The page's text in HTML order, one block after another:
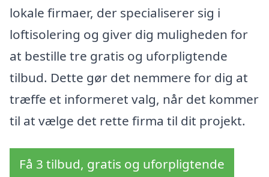
lokale firmaer, der specialiserer sig i
loftisolering og giver dig muligheden for
at bestille tre gratis og uforpligtende
tilbud. Dette gør det nemmere for dig at
træffe et informeret valg, når det kommer
til at vælge det rette firma til dit projekt.
Få 3 tilbud, gratis og uforpligtende